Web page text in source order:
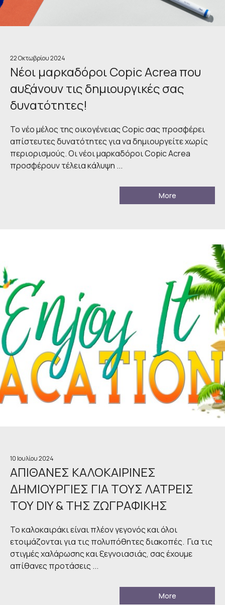
22 Οκτωβρίου 2024
Νέοι μαρκαδόροι Copic Acrea που
αυξάνουν τις δημιουργικές σας
δυνατότητες!
Το νέο μέλος της οικογένειας Copic σας προσφέρει
απίστευτες δυνατότητες για να δημιουργείτε χωρίς
περιορισμούς. Οι νέοι μαρκαδόροι Copic Acrea
προσφέρουν τέλεια κάλυψη ...
More
10 Ιουλίου 2024
ΑΠΙΘΑΝΕΣ ΚΑΛΟΚΑΙΡΙΝΕΣ
ΔΗΜΙΟΥΡΓΙΕΣ ΓΙΑ ΤΟΥΣ ΛΑΤΡΕΙΣ
ΤΟΥ DIY & ΤΗΣ ΖΩΓΡΑΦΙΚΗΣ
Το καλοκαιράκι είναι πλέον γεγονός και όλοι
ετοιμάζονται για τις πολυπόθητες διακοπές. Για τις
στιγμές χαλάρωσης και ξεγνοιασιάς, σας έχουμε
απίθανες προτάσεις ...
More